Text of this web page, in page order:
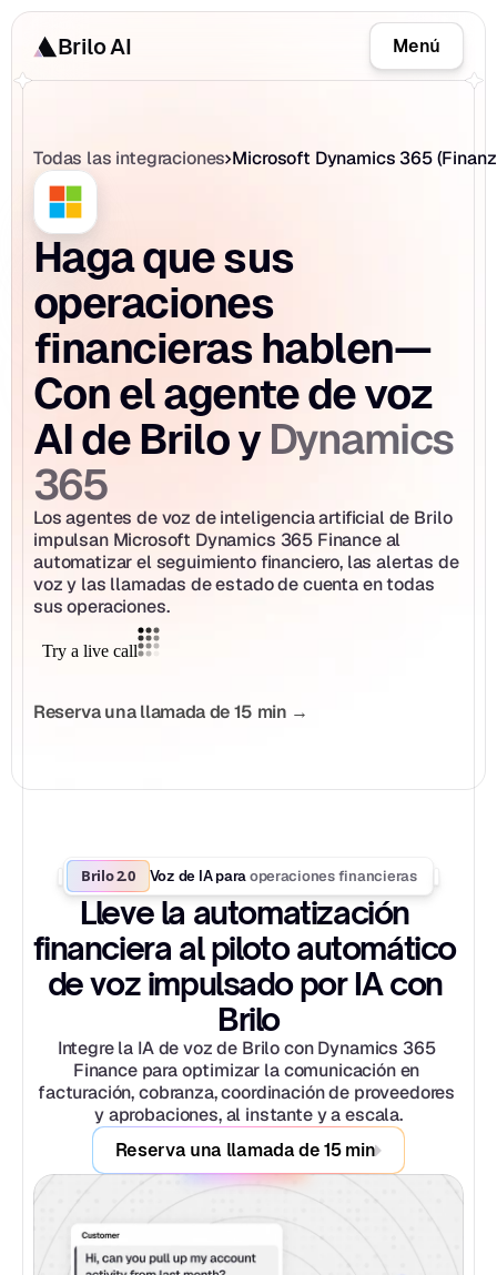
Brilo AI Menú
Todas las integraciones Microsoft Dynamics 365
Haga que sus
operaciones
financieras hablen—
Con el agente de voz
AI de Brilo y Dynamics
365
Los agentes de voz de inteligencia artificial de Brilo
impulsan Microsoft Dynamics 365 Finance al
automatizar el seguimiento financiero, las alertas de
voz y las llamadas de estado de cuenta en todas
sus operaciones.
Reserva una llamada de 15 min →
Brilo 2.0 Voz de IA para operaciones financieras
Lleve la automatización
financiera al piloto automático
de voz impulsado por IA con
Brilo
Integre la IA de voz de Brilo con Dynamics 365
Finance para optimizar la comunicación en
facturación, cobranza, coordinación de proveedores
y aprobaciones, al instante y a escala.
Reserva una llamada de 15 min